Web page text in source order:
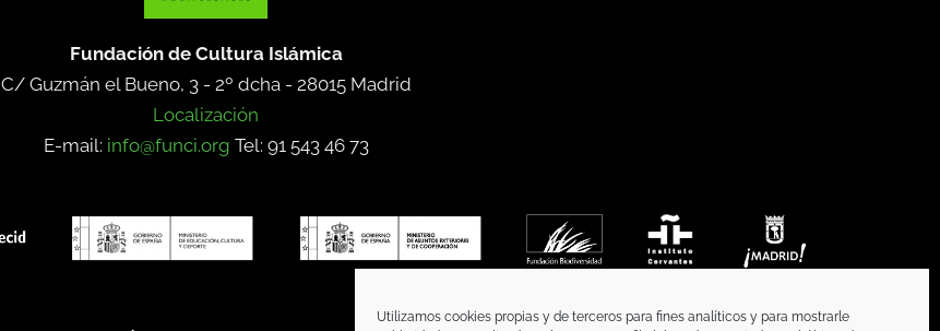
Utilizamos cookies propias y de terceros para fines analíticos y para mostrarle
Fundación de Cultura Islámica
C/ Guzmán el Bueno, 3 - 2º dcha - 28015 Madrid
Localización
E-mail: info@funci.org Tel: 91 543 46 73